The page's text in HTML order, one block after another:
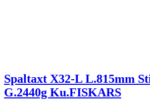
Spaltaxt X32-L L.815mm
G.2440g Ku.FISKARS